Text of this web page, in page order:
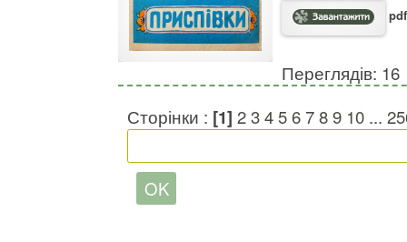
Переглядів: 16
Сторінки : [1] 23456789 10 ...